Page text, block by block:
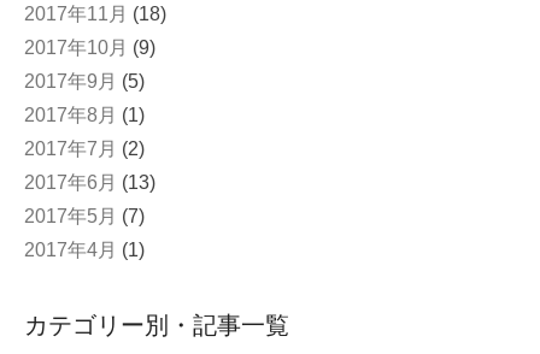
2017年11月 (18)
2017年10月 (9)
2017年9月 (5)
2017年8月 (1)
2017年7月 (2)
2017年6月 (13)
2017年5月 (7)
2017年4月 (1)
カテゴリー別・記事一覧